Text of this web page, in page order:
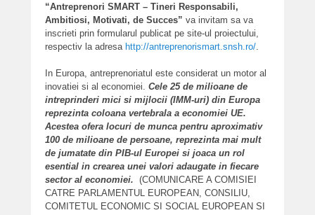
“Antreprenori SMART – Tineri Responsabili,
Ambitiosi, Motivati, de Succes” va invitam sa va
inscrieti prin formularul publicat pe site-ul proiectului,
respectiv la adresa http://antreprenorismart.snsh.ro/
In Europa, antreprenoriatul este considerat un motor al
inovatiei si al economiei. Cele 25 de milioane de
intreprinderi mici si mijlocii (IMM-uri) din Europa
reprezinta coloana vertebrala a economiei UE.
Acestea ofera locuri de munca pentru aproximativ
100 de milioane de persoane, reprezinta mai mult
de jumatate din PIB-ul Europei si joaca un rol
esential in crearea unei valori adaugate in fiecare
sector al economiei. (COMUNICARE A COMISIEI
CATRE PARLAMENTUL EUROPEAN, CONSILIU,
COMITETUL ECONOMIC SI SOCIAL EUROPEAN SI